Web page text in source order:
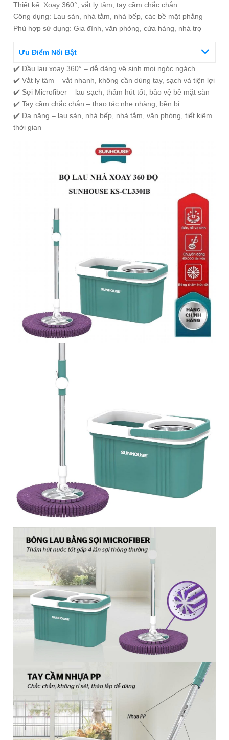
Thiết kế: Xoay 360°, vắt ly tâm, tay cầm chắc chắn
Công dụng: Lau sàn, nhà tắm, nhà bếp, các bề mặt phẳng
Phù hợp sử dụng: Gia đình, văn phòng, cửa hàng, nhà trọ
Ưu Điểm Nổi Bật
✔️ Đầu lau xoay 360° – dễ dàng vệ sinh mọi ngóc ngách
✔️ Vắt ly tâm – vắt nhanh, không cần dùng tay, sạch và tiện lợi
✔️ Sợi Microfiber – lau sạch, thấm hút tốt, bảo vệ bề mặt sàn
✔️ Tay cầm chắc chắn – thao tác nhẹ nhàng, bền bỉ
✔️ Đa năng – lau sàn, nhà bếp, nhà tắm, văn phòng, tiết kiệm
thời gian